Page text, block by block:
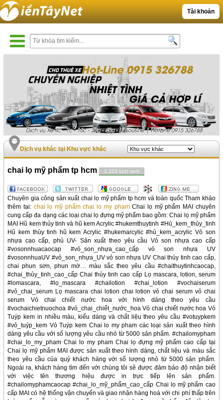
Tài khoản
Dịch vụ khác tại Khu vực khác
chai lọ mỹ phẩm tp hcm 1,103 lượt xem
Chuyên gia công sản xuất chai lọ mỹ phẩm tp hcm và toàn quốc Tham khảo
thêm tại: chai lọ mỹ phẩm chai lo my phamChai lọ mỹ phẩm MAI chuyên
cung cấp đa dạng các loại chai lọ đựng mỹ phẩm bao gồm: Chai lọ mỹ phẩm
MAI Hũ kem thủy tinh và hũ kem Acrylic #hukemthuytinh #Hủ_kem_thủy_tinh
Hũ kem thủy tinh hũ kem Acrylic #hukemarcylic #hủ_kem_acrylic Vỏ son
nhựa cao cấp, phủ UV- Sản xuất theo yêu cầu Vỏ son nhựa cao cấp
#vosonnhuacaocap #vỏ_son_nhựa_cao_cấp vỏ son nhựa UV
#vosonnhuaUV #vỏ_son_nhựa_UV vỏ son nhựa UV Chai thủy tinh cao cấp,
chai phun sơn, phun mờ… màu sắc theo yêu cầu #chaithuytinhcaocap,
#chai_thủy_tinh_cao_cấp Chai thủy tinh cao cấp Lọ mascara, lotion, serum
#lomascara, #lọ_mascara #chailotion #chai_lotion #vochaiserum
#vỏ_chai_serum Lọ mascara chai lotion chai lotion vỏ chai serum vỏ chai
serum Vỏ chai chiết nước hoa với hình dáng theo yêu cầu
#vochaichietnuochoa #vỏ_chai_chiết_nước_hoa Vỏ chai chiết nước hoa Vỏ
Tuýp kem in nhiều màu, kiểu dáng và chất liệu theo yêu cầu #votuypkem
#vỏ_tuýp_kem Vỏ Tuýp kem Chai lo my pham các loại sản xuất theo hình
dáng yêu cầu với số lượng yêu cầu nhỏ từ 5000 sản phẩm. #chailomypham
#chai_lo_my_pham Chai lo my pham Chai lọ đựng mỹ phẩm cao cấp tại
Chai lọ mỹ phẩm MAI được sản xuất theo hình dáng, chất liệu và màu sắc
theo yêu cầu của quý khách hàng với số lượng nhỏ từ 5000 sản phẩm.
Ngoài ra, khách hàng tìm đến với chúng tôi sẽ được đảm bảo độ nhận biết
với việc tên thương hiệu được in trực tiếp lên sản phẩm.
#chailomyphamcaocap #chai_lo_mỹ_phẩm_cao_cấp Chai lọ mỹ phẩm cao
cấp MAI có hệ thống vận chuyển và giao nhận hàng hoá với chi phí thấp trên